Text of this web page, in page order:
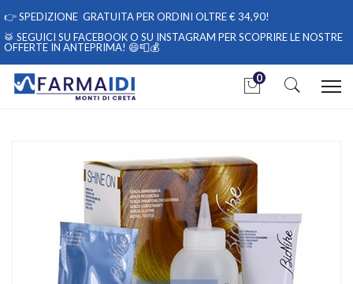
👉SPEDIZIONE GRATUITA PER ORDINI OLTRE € 34,90!
🥁 SEGUICI SU FACEBOOKO SU INSTAGRAM PER SCOPRIRE LE NOSTRE
OFFERTE IN ANTEPRIMA! 😄📮💰
0
Castano Cioc Chia